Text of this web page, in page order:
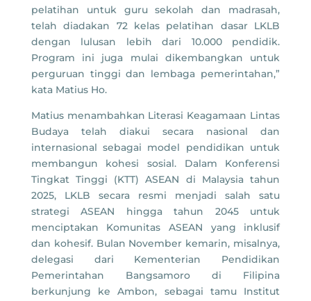
pelatihan untuk guru sekolah dan madrasah,
telah diadakan 72 kelas pelatihan dasar LKLB
dengan lulusan lebih dari 10.000 pendidik.
Program ini juga mulai dikembangkan untuk
perguruan tinggi dan lembaga pemerintahan,”
kata Matius Ho.
Matius menambahkan Literasi Keagamaan Lintas
Budaya telah diakui secara nasional dan
internasional sebagai model pendidikan untuk
membangun kohesi sosial. Dalam Konferensi
Tingkat Tinggi (KTT) ASEAN di Malaysia tahun
2025, LKLB secara resmi menjadi salah satu
strategi ASEAN hingga tahun 2045 untuk
menciptakan Komunitas ASEAN yang inklusif
dan kohesif. Bulan November kemarin, misalnya,
delegasi dari Kementerian Pendidikan
Pemerintahan Bangsamoro di Filipina
berkunjung ke Ambon, sebagai tamu Institut